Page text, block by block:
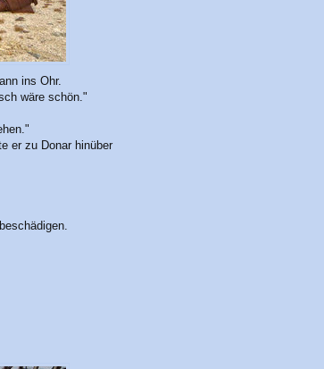
ins Ohr.
wäre schön."
er zu Donar hinüber